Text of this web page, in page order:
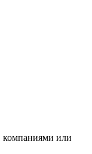
компаниями или